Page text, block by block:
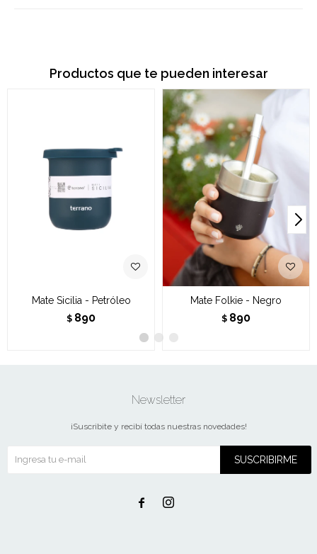
Productos que te pueden interesar
Mate Sicilia - Petróleo
$ 890
Mate Folkie - Negro
$ 890
Newsletter
¡Suscribite y recibí todas nuestras novedades!
SUSCRIBIRME
 